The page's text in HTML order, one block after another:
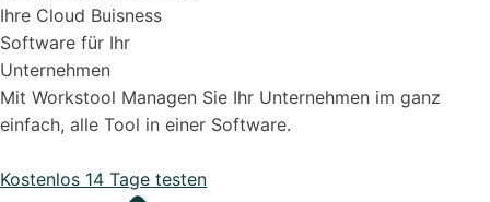
Organisiere deine Aufträge in Überischtlichen
Onboarding Pakete
Ihre Cloud Buisness
Software für Ihr
Unternehmen
Mit Workstool Managen Sie Ihr Unternehmen im ganz
einfach, alle Tool in einer Software.
Kostenlos 14 Tage testen